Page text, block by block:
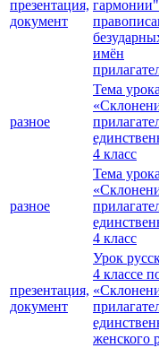
презентация,
документ
имён
разное
Тема
4 класс
разное
Тема
4 класс
презентация,
документ
Урок
4 классе
женского